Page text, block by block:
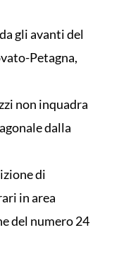
gli avanti del
Petagna,
non inquadra
dalla
di
in area
del numero 24